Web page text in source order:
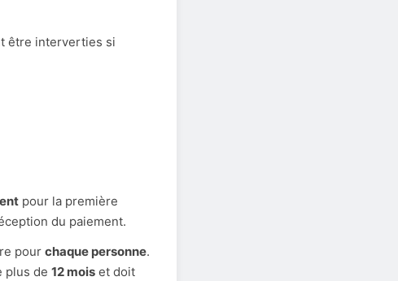
être interverties si
pour la première
du paiement.
pour chaque personne.
plus de 12 mois et doit